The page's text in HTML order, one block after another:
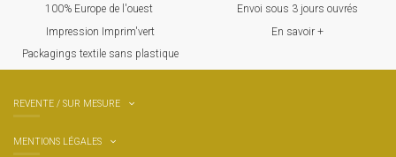
100% Europe de l'ouest
Impression Imprim'vert
Packagings textile sans plastique
Envoi sous 3 jours ouvrés
En savoir +
REVENTE / SUR MESURE
MENTIONS LÉGALES